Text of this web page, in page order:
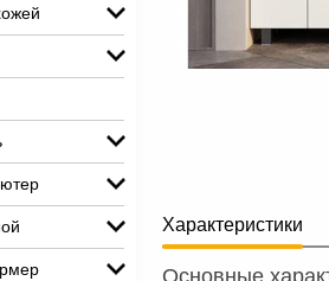
Характеристики
Основные